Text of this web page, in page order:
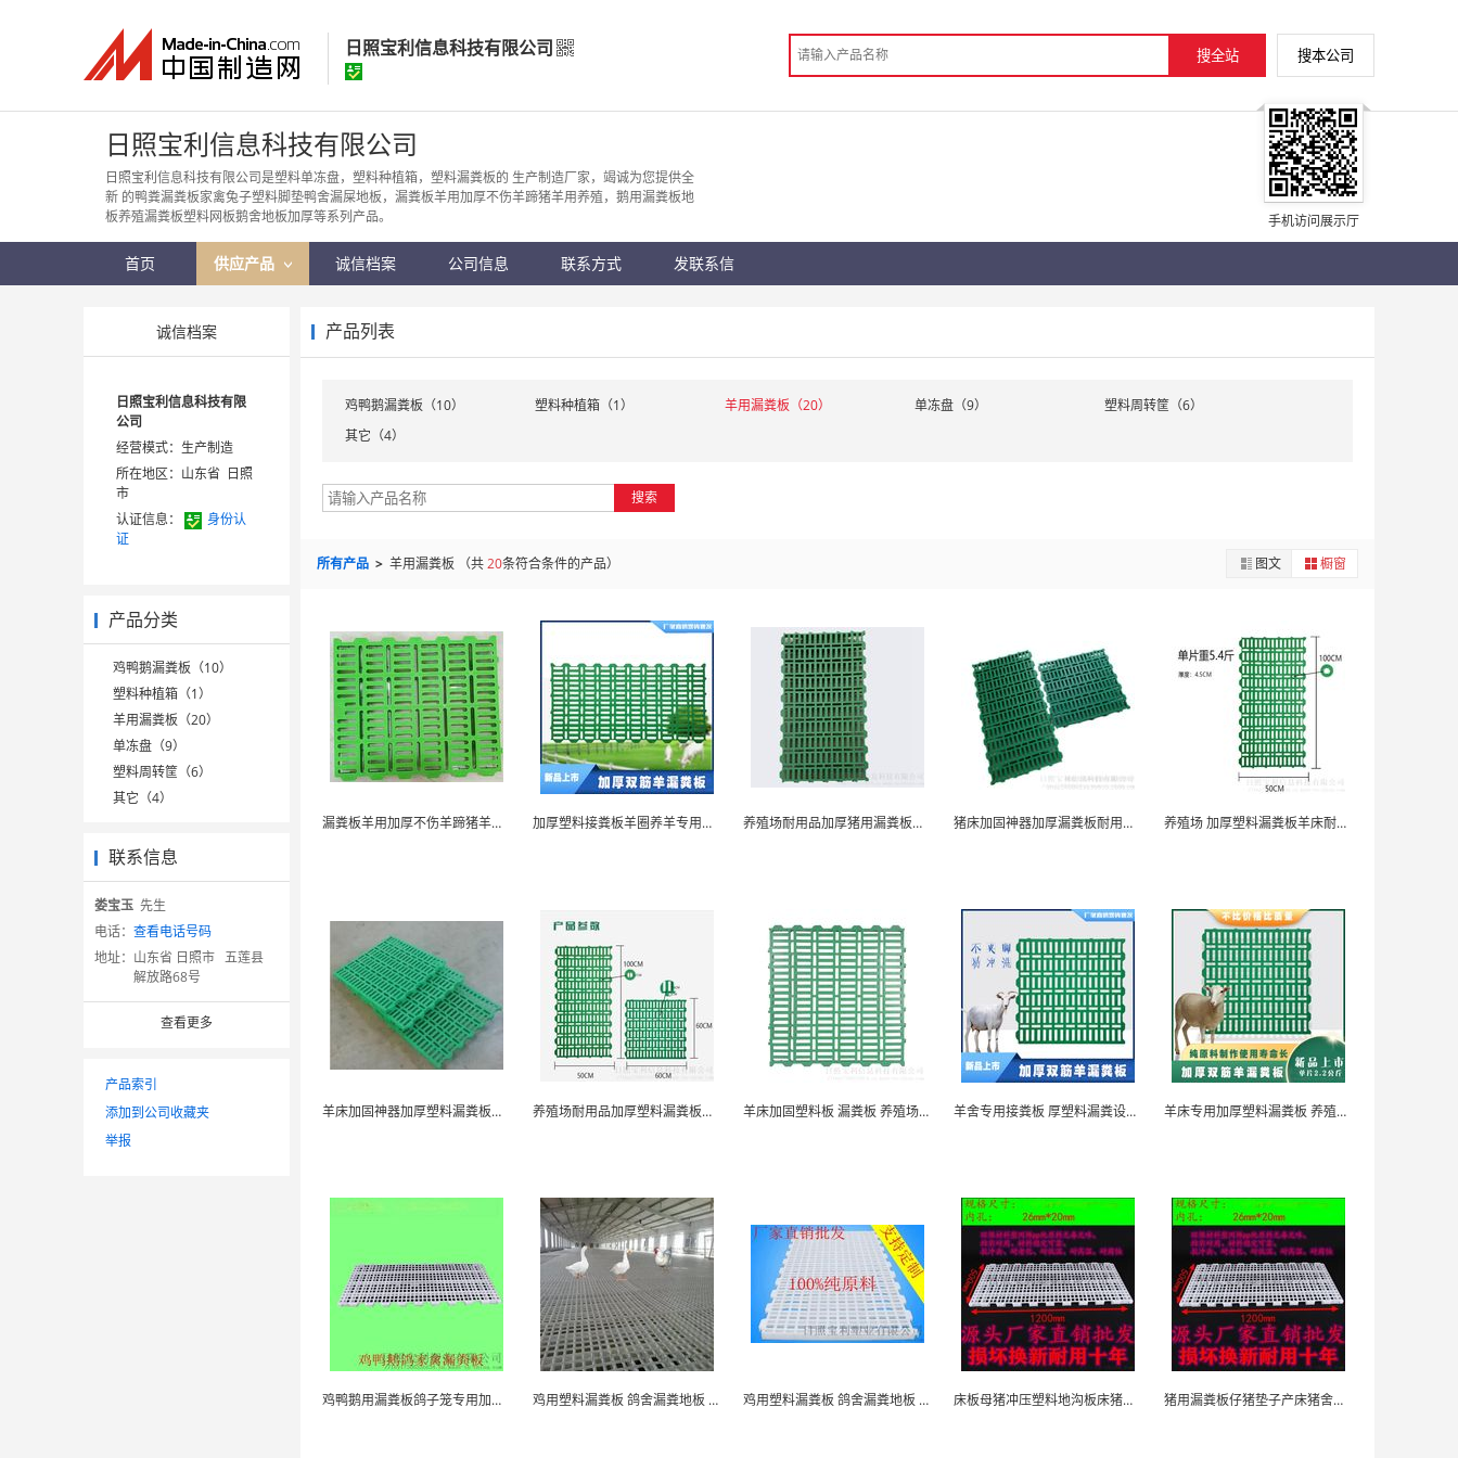
日照宝利信息科技有限公司
日照宝利信息科技有限公司
经营模式：生产制造
所在地区：山东省 日照市
认证信息：
手机访问展示厅
日照宝利信息科技有限公司
日照宝利信息科技有限公司是塑料单冻盘，塑料种植箱，塑料漏粪板的 生产制造厂家，竭诚为您提供全
新 的鸭粪漏粪板家禽兔子塑料脚垫鸭舍漏屎地板，漏粪板羊用加厚不伤羊蹄猪羊用养殖，鹅用漏粪板地
板养殖漏粪板塑料网板鹅舍地板加厚等系列产品。
手机访问展示厅
首页 供应产品 诚信档案 公司信息 联系方式 发联系信
诚信档案
日照宝利信息科技有限
公司
经营模式：生产制造
所在地区：山东省 日照
市
认证信息：
身份认
证
产品分类
鸡鸭鹅漏粪板（10）
塑料种植箱（1）
羊用漏粪板（20）
单冻盘（9）
塑料周转筐（6）
其它（4）
联系信息
娄宝玉 先生
电话： 查看电话号码
地址： 山东省 日照市 五莲县
解放路68号
查看更多
产品索引
添加到公司收藏夹
举报
产品列表
鸡鸭鹅漏粪板（10） 塑料种植箱（1） 羊用漏粪板（20） 单冻盘（9）
塑料周转筐（6）
其它（4）
搜索
所有产品 > 羊用漏粪板 （共20条符合条件的产品） 图文 橱窗
漏粪板羊用加厚不伤羊蹄猪羊用养殖 加厚塑料接粪板羊圈养羊专用产床漏粪板养殖场设备 养殖场耐用品加厚猪用漏粪板耐磨 猪床加固神器加厚漏粪板耐用抗压 养殖场 加厚塑料漏粪板羊床耐腐蚀
羊床加固神器加厚塑料漏粪板耐用抗压 养殖场耐用品加厚塑料漏粪板羊床专用 羊床加固塑料板 漏粪板 养殖场耐用品 羊舍专用接粪板 厚塑料漏粪设计 易清洁 羊床专用加厚塑料漏粪板 养殖场耐用品
鸡鸭鹅用漏粪板鸽子笼专用加厚塑料底板养殖设备 鸡用塑料漏粪板 鸽舍漏粪地板 育雏鸡鸭鹅兔子漏粪... 鸡用塑料漏粪板 鸽舍漏粪地板 育雏鸡鸭鹅兔子漏粪... 床板母猪冲压塑料地沟板床猪圈猪场畜牧漏水地漏漏粪... 猪用漏粪板仔猪垫子产床猪舍养殖场底板脚垫塑料垫板